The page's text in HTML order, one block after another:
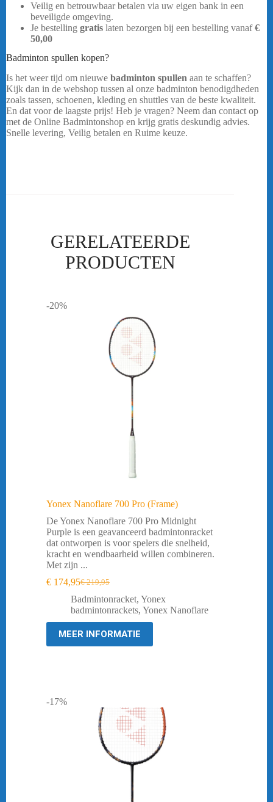
Veilig en betrouwbaar betalen via uw eigen bank in een
beveiligde omgeving.
Je bestelling gratis laten bezorgen bij een bestelling vanaf€
50,00
Badminton spullen kopen?
Is het weer tijd om nieuwe badminton spullen aan te schaffen?
Kijk dan in de webshop tussen al onze badminton benodigdheden
zoals tassen, schoenen, kleding en shuttles van de beste kwaliteit.
En dat voor de laagste prijs! Heb je vragen? Neem dan contact op
met de Online Badmintonshop en krijg gratis deskundig advies.
Snelle levering, Veilig betalen en Ruime keuze.
GERELATEERDE
PRODUCTEN
-20%
Yonex Nanoflare 700 Pro (Frame)
De Yonex Nanoflare 700 Pro Midnight
Purple is een geavanceerd badmintonracket
dat ontworpen is voor spelers die snelheid,
kracht en wendbaarheid willen combineren.
Met zijn ...
€219,95
Oorspronkelijke
prijs
was:
€ 219,95.
€ 174,95Huidige
prijs
is:
€ 174,95.
Badmintonracket, Yonex
badmintonrackets, Yonex Nanoflare
MEER INFORMATIE
-17%